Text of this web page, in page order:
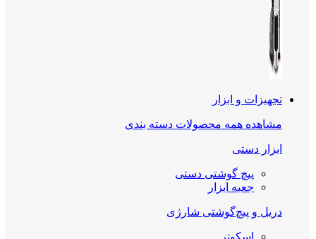
تجهیزات و ابزار
مشاهده همه محصولات دسته بندی
ابزار دستی
پیچ گوشتی دستی
جعبه ابزار
دریل و پیچ‌گوشتی شارژی
اسکوتر